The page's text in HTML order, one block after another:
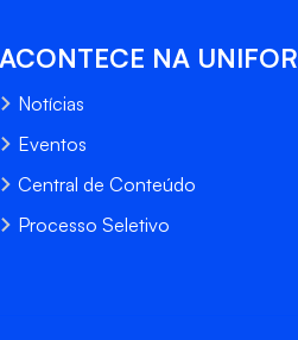
ACONTECE NA UNIFOR
Notícias
Eventos
Central de Conteúdo
Processo Seletivo